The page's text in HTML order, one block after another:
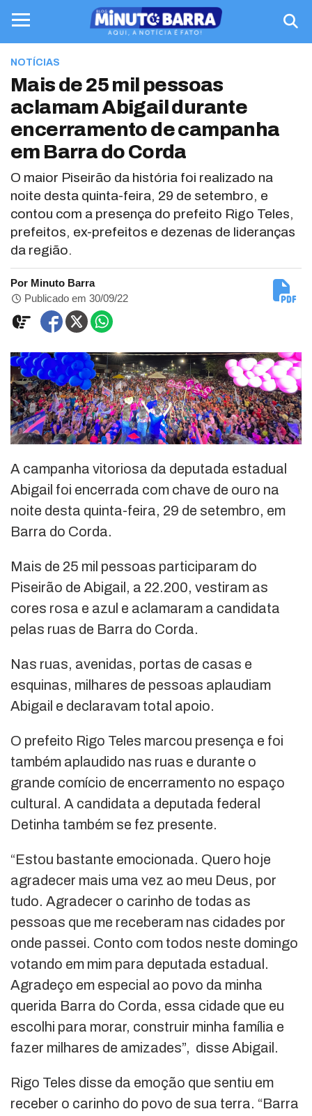
NOTÍCIAS
Mais de 25 mil pessoas
aclamam Abigail durante
encerramento de campanha
em Barra do Corda
O maior Piseirão da história foi realizado na
noite desta quinta-feira, 29 de setembro, e
contou com a presença do prefeito Rigo Teles,
prefeitos, ex-prefeitos e dezenas de lideranças
da região.
Por Minuto Barra
Publicado em 30/09/22
A campanha vitoriosa da deputada estadual
Abigail foi encerrada com chave de ouro na
noite desta quinta-feira, 29 de setembro, em
Barra do Corda.
Mais de 25 mil pessoas participaram do
Piseirão de Abigail, a 22.200, vestiram as
cores rosa e azul e aclamaram a candidata
pelas ruas de Barra do Corda.
Nas ruas, avenidas, portas de casas e
esquinas, milhares de pessoas aplaudiam
Abigail e declaravam total apoio.
O prefeito Rigo Teles marcou presença e foi
também aplaudido nas ruas e durante o
grande comício de encerramento no espaço
cultural. A candidata a deputada federal
Detinha também se fez presente.
“Estou bastante emocionada. Quero hoje
agradecer mais uma vez ao meu Deus, por
tudo. Agradecer o carinho de todas as
pessoas que me receberam nas cidades por
onde passei. Conto com todos neste domingo
votando em mim para deputada estadual.
Agradeço em especial ao povo da minha
querida Barra do Corda, essa cidade que eu
escolhi para morar, construir minha família e
fazer milhares de amizades”, disse Abigail.
Rigo Teles disse da emoção que sentiu em
receber o carinho do povo de sua terra. “Barra